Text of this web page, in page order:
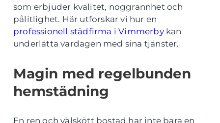
som erbjuder kvalitet, noggrannhet och
pålitlighet. Här utforskar vi hur en
professionell städfirma i Vimmerbykan
underlätta vardagen med sina tjänster.
Magin med regelbunden
hemstädning
En ren och välskött bostad har inte bara en